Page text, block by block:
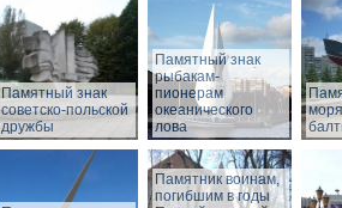
Памятный знак
советско-польской
дружбы
Памятный знак
рыбакам-
пионерам
океанического
лова
Памятник воинам,
погибшим в годы